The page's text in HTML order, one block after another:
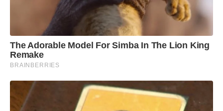
The Adorable Model For Simba In The Lion King
Remake
BRAINBERRIES